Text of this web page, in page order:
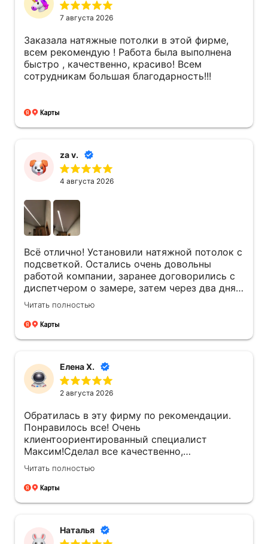
7 августа 2026
Заказала натяжные потолки в этой фирме,
всем рекомендую ! Работа была выполнена
быстро , качественно, красиво! Всем
сотрудникам большая благодарность!!!
za v.
4 августа 2026
Всё отлично! Установили натяжной потолок с
подсветкой. Остались очень довольны
работой компании, заранее договорились с
диспетчером о замере, затем через два дня,
уже приехал мастер по монтажу потолка
Вадим, хочется отметить профессионализм
мастера в работе, так же приятное общение
окончании Вадим, даже попросил швабру,
чтобы убрать крупный мусор за собой!)
Наилучшие пожелания и положительные
рекомендации компании и персоналу, будем
знакомым!!!
Читать полностью
Елена Х.
2 августа 2026
Обратилась в эту фирму по рекомендации.
Понравилось все! Очень
клиентоориентированный специалист
Максим!Сделал все качественно,
подсказывал правильные варианты !
Огромная ему благодарность за его работу!
Рекомендую однозначно!
Читать полностью
Наталья